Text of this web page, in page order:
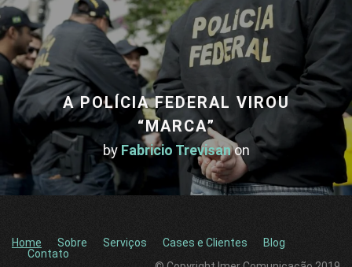
A POLÍCIA FEDERAL VIROU
“MARCA”
by Fabricio Trevisanon
Home Sobre Serviços Cases e Clientes
Blog
Contato